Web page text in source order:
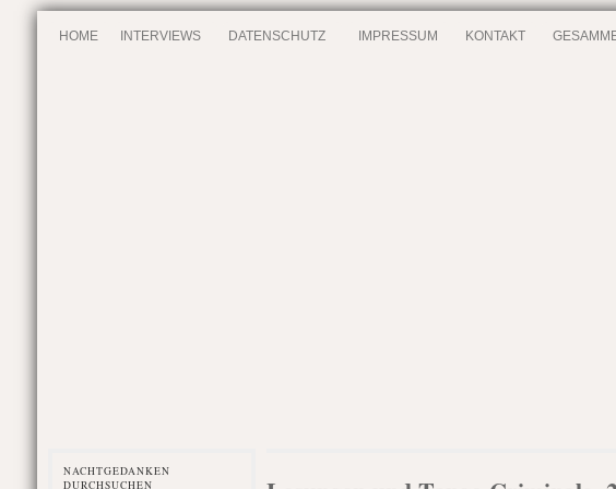
HOME INTERVIEWS DATENSCHUTZ IMPRESSUM KONTAKT
NACHTGEDANKEN
DURCHSUCHEN